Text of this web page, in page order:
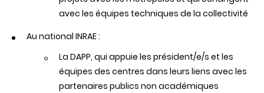
avec les équipes techniques de la collectivité
Au national INRAE :
La DAPP, qui appuie les président/e/s et les
équipes des centres dans leurs liens avec les
partenaires publics non académiques